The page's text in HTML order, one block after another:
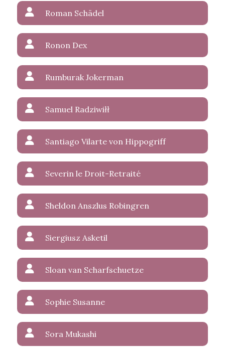
Roman Schädel
Ronon Dex
Rumburak Jokerman
Samuel Radziwiłł
Santiago Vilarte von Hippogriff
Severin le Droit-Retraité
Sheldon Anszlus Robingren
Siergiusz Asketil
Sloan van Scharfschuetze
Sophie Susanne
Sora Mukashi